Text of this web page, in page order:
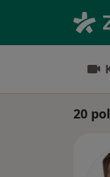
20